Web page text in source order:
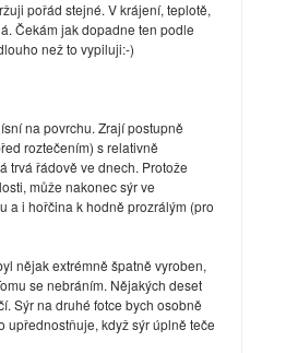
pořád stejné. V krájení, teplotě,
Čekám jak dopadne ten podle
než to vypiluji:-)
na povrchu. Zrají postupně
roztečením) s relativně
trvá řádově ve dnech. Protože
může nakonec sýr ve
a i hořčina k hodně prozrálým (pro
nějak extrémně špatně vyroben,
se nebráním. Nějakých deset
Sýr na druhé fotce bych osobně
upřednostňuje, když sýr úplně teče